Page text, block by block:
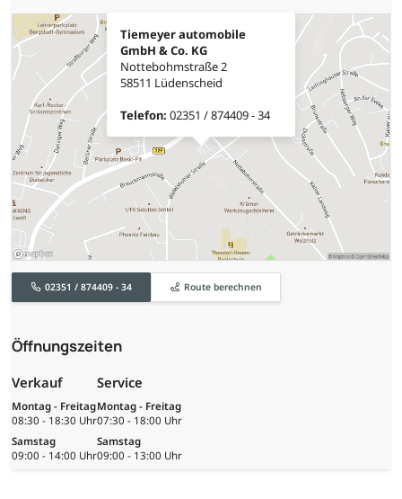
Tiemeyer automobile
GmbH & Co. KG
Nottebohmstraße 2
58511 Lüdenscheid
Telefon: 02351 / 874409 - 34
02351 / 874409 - 34 Route berechnen
Öffnungszeiten
Verkauf
Montag - Freitag
08:30 - 18:30 Uhr
Samstag
09:00 - 14:00 Uhr
Service
Montag - Freitag
07:30 - 18:00 Uhr
Samstag
09:00 - 13:00 Uhr